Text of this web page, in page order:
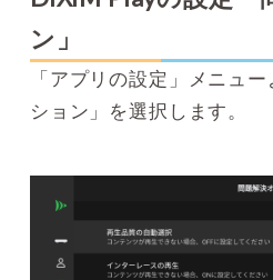
ン」
「アプリの設定」メニュ
ション」を選択します。